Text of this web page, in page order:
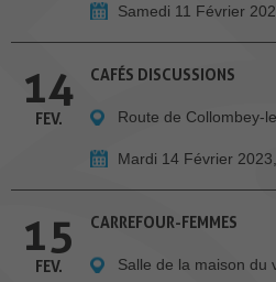
Samedi 11 Février
14
FEV.
CAFÉS DISCUSSIONS
Route de Collombey-
Mardi 14 Février
15
FEV.
CARREFOUR-FEMMES
Salle de la maison du